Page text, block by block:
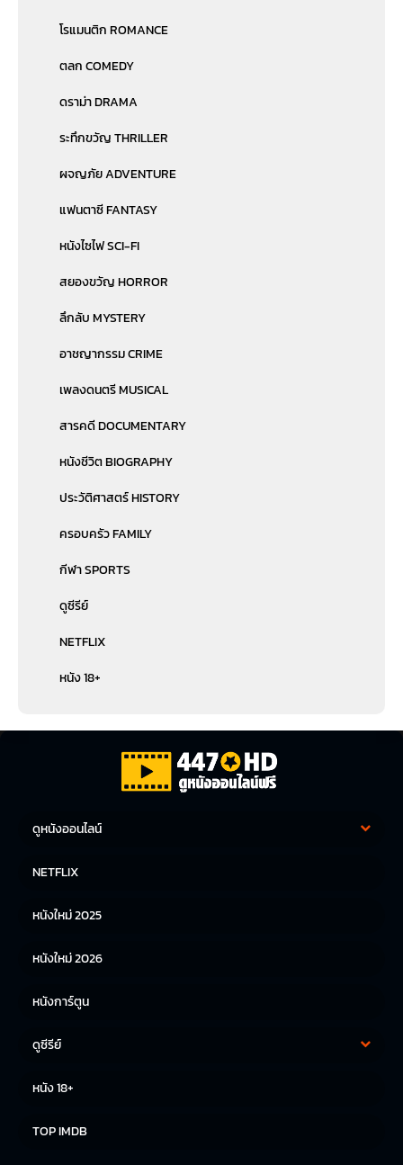
โรแมนติก ROMANCE
ตลก COMEDY
ดราม่า DRAMA
ระทึกขวัญ THRILLER
ผจญภัย ADVENTURE
แฟนตาซี FANTASY
หนังไซไฟ SCI-FI
สยองขวัญ HORROR
ลึกลับ MYSTERY
อาชญากรรม CRIME
เพลงดนตรี MUSICAL
สารคดี DOCUMENTARY
หนังชีวิต BIOGRAPHY
ประวัติศาสตร์ HISTORY
ครอบครัว FAMILY
กีฬา SPORTS
ดูซีรีย์
NETFLIX
หนัง 18+
ดูหนังออนไลน์
หนังญี่ปุ่น
NETFLIX
หนังใหม่ 2025
หนังใหม่ 2026
หนังการ์ตูน
ดูซีรีย์
หนัง 18+
TOP IMDB